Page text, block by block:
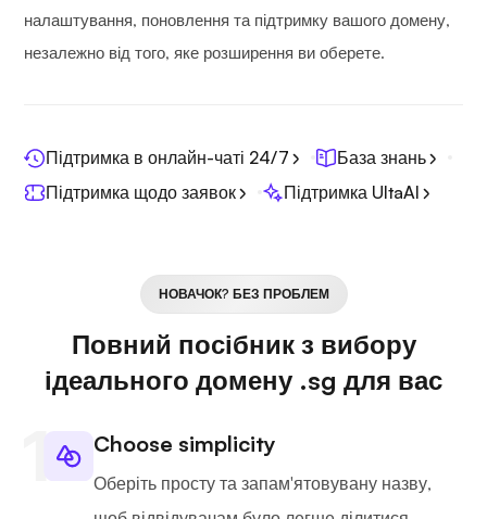
налаштування, поновлення та підтримку вашого домену,
незалежно від того, яке розширення ви оберете.
Підтримка в онлайн-чаті 24/7
База знань
Підтримка щодо заявок
Підтримка UltaAI
НОВАЧОК? БЕЗ ПРОБЛЕМ
Повний посібник з вибору
ідеального домену .sg для вас
Choose simplicity
Оберіть просту та запам'ятовувану назву,